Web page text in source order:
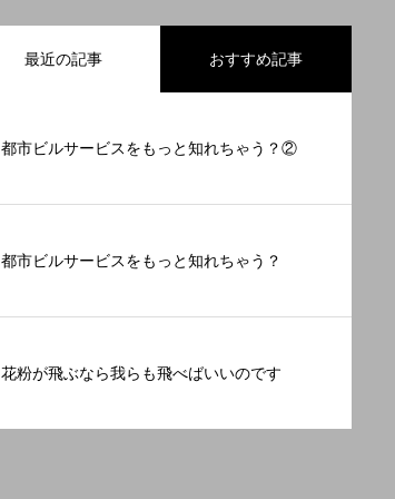
最近の記事 おすすめ記事
都市ビルサービスをもっと知れちゃう？②
都市ビルサービスをもっと知れちゃう？
花粉が飛ぶなら我らも飛べばいいのです